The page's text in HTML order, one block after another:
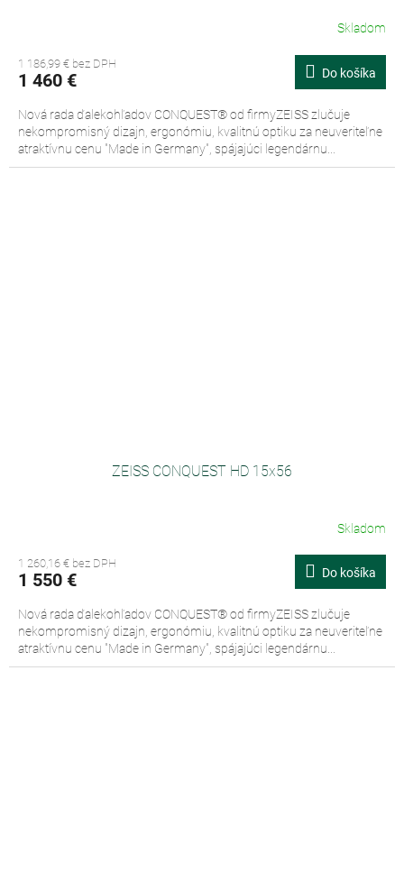
Skladom
1 186,99 € bez DPH
1 460 € Do košíka
Nová rada ďalekohľadov CONQUEST® od firmyZEISS zlučuje
nekompromisný dizajn, ergonómiu, kvalitnú optiku za neuveriteľne
atraktívnu cenu "Made in Germany", spájajúci legendárnu...
ZEISS CONQUEST HD 15x56
Skladom
1 260,16 € bez DPH
1 550 € Do košíka
Nová rada ďalekohľadov CONQUEST® od firmyZEISS zlučuje
nekompromisný dizajn, ergonómiu, kvalitnú optiku za neuveriteľne
atraktívnu cenu "Made in Germany", spájajúci legendárnu...